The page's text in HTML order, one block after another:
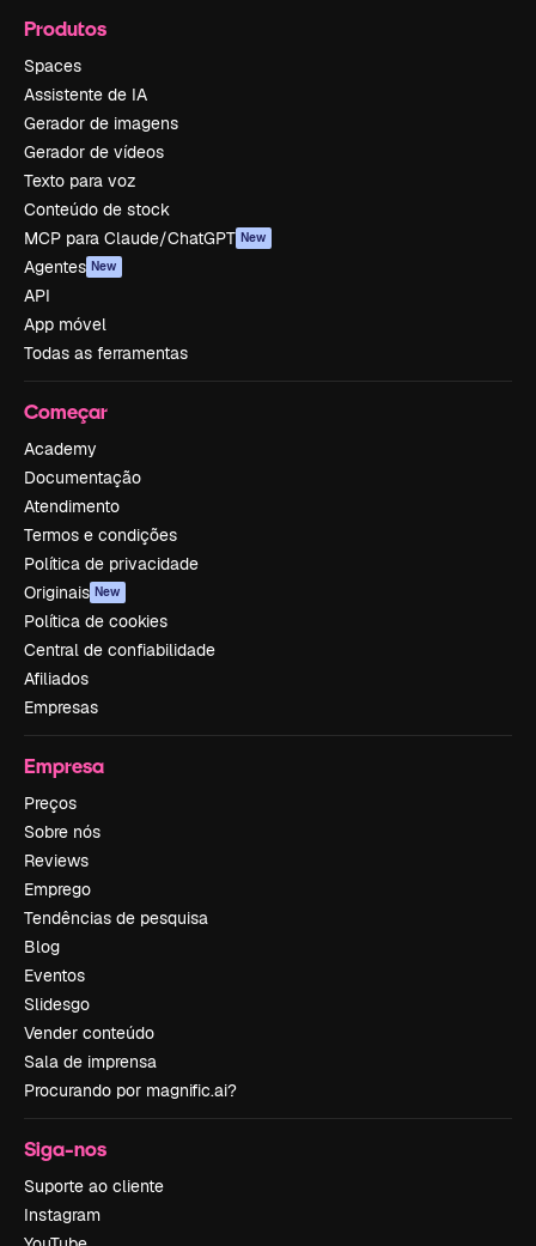
Produtos
Spaces
Assistente de IA
Gerador de imagens
Gerador de vídeos
Texto para voz
Conteúdo de stock
MCP para Claude/ChatGPT New
Agentes New
API
App móvel
Todas as ferramentas
Começar
Academy
Documentação
Atendimento
Termos e condições
Política de privacidade
Originais New
Política de cookies
Central de confiabilidade
Afiliados
Empresas
Empresa
Preços
Sobre nós
Reviews
Emprego
Tendências de pesquisa
Blog
Eventos
Slidesgo
Vender conteúdo
Sala de imprensa
Procurando por magnific.ai?
Siga-nos
Suporte ao cliente
Instagram